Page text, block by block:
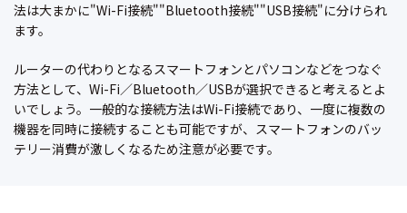
法は大まかに"Wi-Fi接続""Bluetooth接続""USB接続"に分けられ
ます。
ルーターの代わりとなるスマートフォンとパソコンなどをつなぐ
方法として、Wi-Fi／Bluetooth／USBが選択できると考えるとよ
いでしょう。一般的な接続方法はWi-Fi接続であり、一度に複数の
機器を同時に接続することも可能ですが、スマートフォンのバッ
テリー消費が激しくなるため注意が必要です。